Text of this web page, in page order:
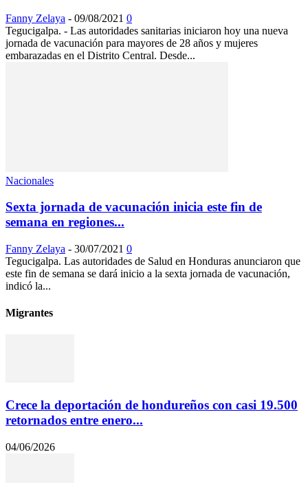
Fanny Zelaya - 09/08/2021 0
Tegucigalpa. - Las autoridades sanitarias iniciaron hoy una nueva
jornada de vacunación para mayores de 28 años y mujeres
embarazadas en el Distrito Central. Desde...
Nacionales
Sexta jornada de vacunación inicia este fin de
semana en regiones...
Fanny Zelaya - 30/07/2021 0
Tegucigalpa. Las autoridades de Salud en Honduras anunciaron que
este fin de semana se dará inicio a la sexta jornada de vacunación,
indicó la...
Migrantes
Crece la deportación de hondureños con casi 19.500
retornados entre enero...
04/06/2026